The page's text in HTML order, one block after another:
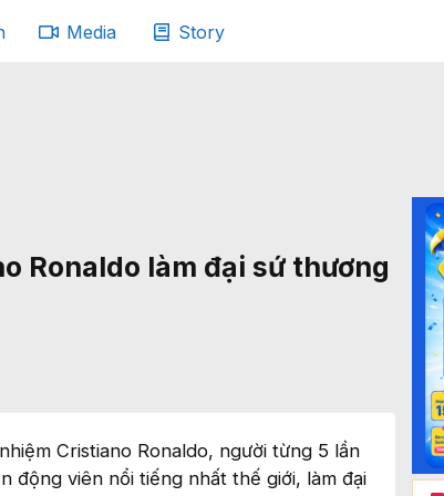
Media Story
Ronaldo làm đại sứ thương
Cristiano Ronaldo, người từng 5 lần
động viên nổi tiếng nhất thế giới, làm đại